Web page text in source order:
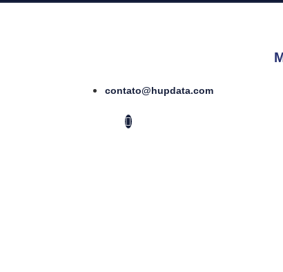
contato@hupdata.com